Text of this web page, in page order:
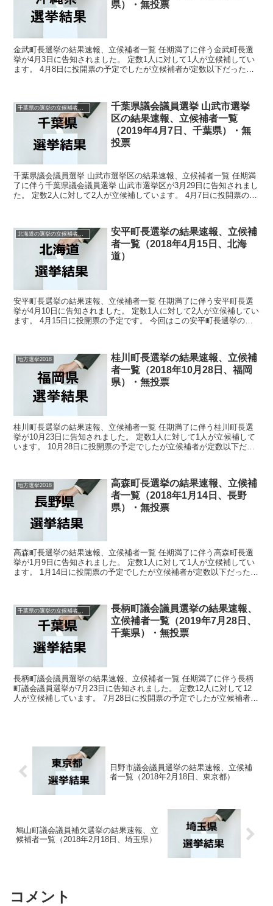
県）・無投票
金武町長選挙の結果速報、立候補者一覧 任期満了に伴う金武町長選
挙が4月3日に告知されました。 定数1人に対して1人が立候補してい
ます。 4月8日に投開票の予定でしたが立候補者が定数以下だったの
千葉県の選挙の立候補者と結果速報一覧
千葉県議会議員選挙 山武市選挙
区の結果速報、立候補者一覧
（2019年4月7日、千葉県）・無
投票
千葉県議会議員選挙 山武市選挙区の結果速報、立候補者一覧 任期満
了に伴う千葉県議会議員選挙 山武市選挙区が3月29日に告知されまし
た。 定数2人に対して2人が立候補しています。 4月7日に投開票の予
北海道の選挙の立候補者と結果速報一覧
安平町長選挙の結果速報、立候補
者一覧（2018年4月15日、北海
道）
安平町長選挙の結果速報、立候補者一覧 任期満了に伴う安平町長選
挙が4月10日に告知されました。 定数1人に対して2人が立候補してい
ます。 4月15日に投開票の予定です。 今回はこの安平町長選挙の関
地方選挙2018
桂川町長選挙の結果速報、立候補
者一覧（2018年10月28日、福岡
県）・無投票
桂川町長選挙の結果速報、立候補者一覧 任期満了に伴う桂川町長選
挙が10月23日に告知されました。 定数1人に対して1人が立候補して
います。 10月28日に投開票の予定でしたが立候補者が定数以下だっ
地方選挙2018
高森町長選挙の結果速報、立候補
者一覧（2018年1月14日、長野
県）・無投票
高森町長選挙の結果速報、立候補者一覧 任期満了に伴う高森町長選
挙が1月9日に告知されました。 定数1人に対して1人が立候補してい
ます。 1月14日に投開票の予定でしたが立候補者が定数以下だったの
千葉県の選挙の立候補者と結果速報一覧
長柄町議会議員選挙の結果速報、
立候補者一覧（2019年7月28日、
千葉県）・無投票
長柄町議会議員選挙の結果速報、立候補者一覧 任期満了に伴う長柄
町議会議員選挙が7月23日に告知されました。 定数12人に対して12
人が立候補しています。 7月28日に投開票の予定でしたが立候補者が
日野市議会議員選挙の結果速報、立候補
者一覧（2018年2月18日、東京都）
鳩山町議会議員補欠選挙の結果速報、立
候補者一覧（2018年2月18日、埼玉県）
コメント